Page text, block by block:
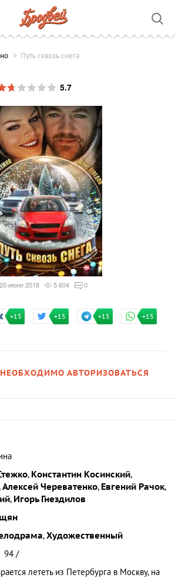
Путь сквозь снега
5.7
20 июня 2018 5 604 0
+15 +15 +15 +15
АВТОРИЗОВАТЬСЯ
, Константин Косинский,
Алексей Череватенко, Евгений Рачок,
, Игорь Гнездилов
,Художественный
94 /
лететь из Петербурга в Москву, на